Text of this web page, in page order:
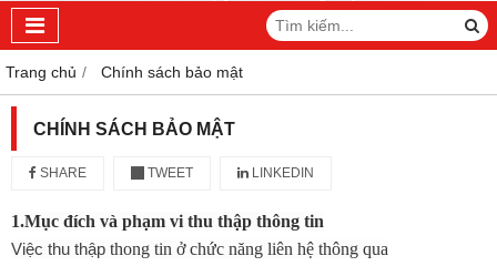
Trang chủ Chính sách bảo mật
CHÍNH SÁCH BẢO MẬT
SHARE TWEET LINKEDIN
1.Mục đích và phạm vi thu thập thông tin
Việc thu thập thong tin ở chức năng liên hệ thông qua